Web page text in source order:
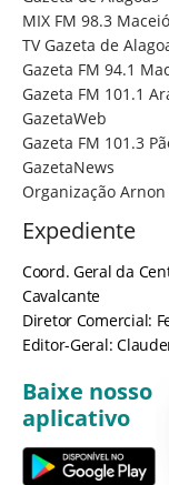
MIX FM 98.3 Maceió
TV Gazeta de
Gazeta FM 94.1
Gazeta FM 101.1
GazetaWeb
Gazeta FM 101.3
GazetaNews
Organização
Expediente
Coord. Geral da
Cavalcante
Diretor Comercial:
Editor-Geral:
Baixe nosso
aplicativo